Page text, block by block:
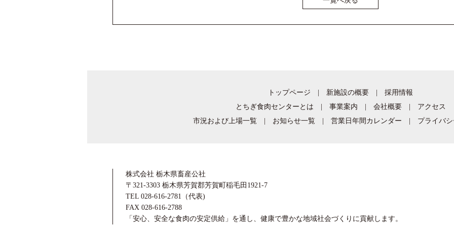
トップページ 新施設の概要
採用情報
とちぎ食肉センターとは
事業案内 会社概要| アクセス
市況および上場一覧| お知らせ一覧| 営業日年間カレンダー プライバ
株式会社 栃木県畜産公社
〒321-3303 栃木県芳賀郡芳賀町稲毛田1921-7
TEL 028-616-2781（代表)
FAX 028-616-2788
「安心、安全な食肉の安定供給」を通し、健康で豊かな地域社会づくりに貢献します。